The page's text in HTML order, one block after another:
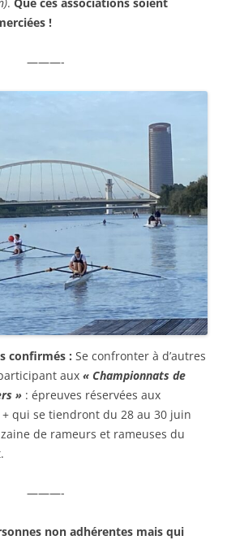
!
———-
confirmés : Se confronter à d’autres
aux « Championnats de
» : épreuves réservées aux
qui se tiendront du 28 au 30 juin
de rameurs et rameuses du
———-
non adhérentes mais qui